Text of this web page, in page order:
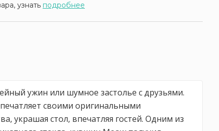
узнать подробнее
ужин или шумное застолье с друзьями.
своими оригинальными
украшая стол, впечатляя гостей. Одним из